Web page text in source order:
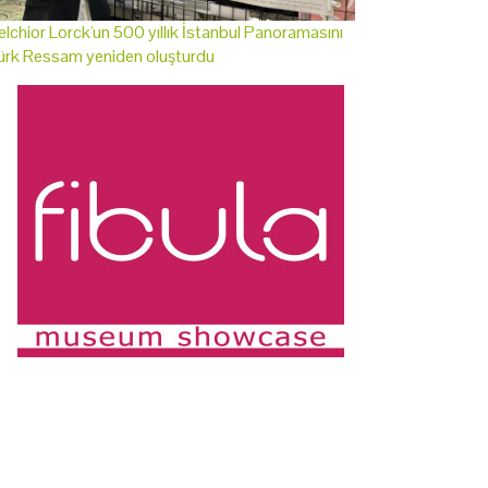
Lorck'un 500 yıllık İstanbul Panoramasını
Ressam yeniden oluşturdu